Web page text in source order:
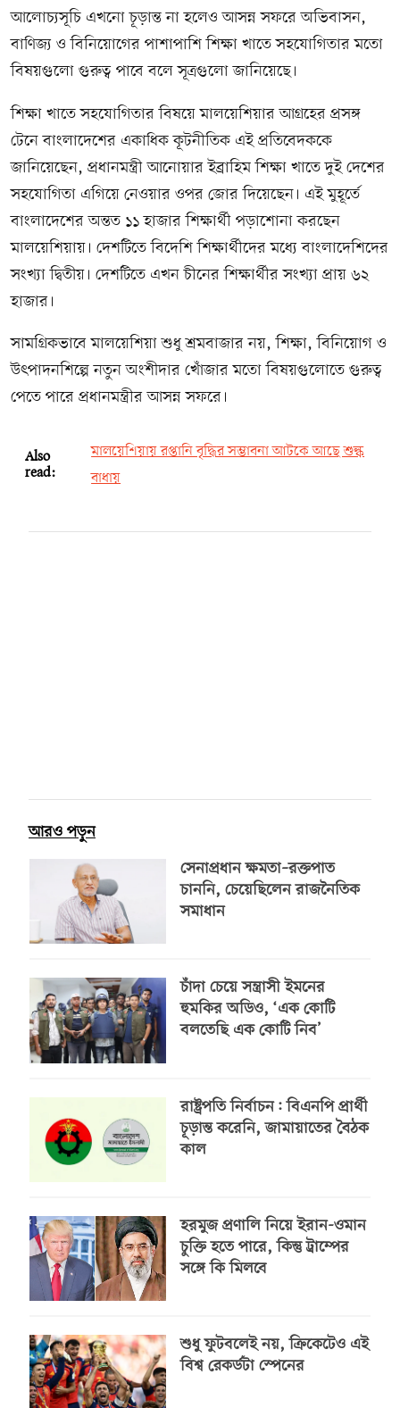
আলোচ্যসূচি এখনো চূড়ান্ত না হলেও আসন্ন সফরে অভিবাসন,
বাণিজ্য ও বিনিয়োগের পাশাপাশি শিক্ষা খাতে সহযোগিতার মতো
বিষয়গুলো গুরুত্ব পাবে বলে সূত্রগুলো জানিয়েছে।
শিক্ষা খাতে সহযোগিতার বিষয়ে মালয়েশিয়ার আগ্রহের প্রসঙ্গ
টেনে বাংলাদেশের একাধিক কূটনীতিক এই প্রতিবেদককে
জানিয়েছেন, প্রধানমন্ত্রী আনোয়ার ইব্রাহিম শিক্ষা খাতে দুই দেশের
সহযোগিতা এগিয়ে নেওয়ার ওপর জোর দিয়েছেন। এই মুহূর্তে
বাংলাদেশের অন্তত ১১ হাজার শিক্ষার্থী পড়াশোনা করছেন
মালয়েশিয়ায়। দেশটিতে বিদেশি শিক্ষার্থীদের মধ্যে বাংলাদেশিদের
সংখ্যা দ্বিতীয়। দেশটিতে এখন চীনের শিক্ষার্থীর সংখ্যা প্রায় ৬২
হাজার।
সামগ্রিকভাবে মালয়েশিয়া শুধু শ্রমবাজার নয়, শিক্ষা, বিনিয়োগ ও
উৎপাদনশিল্পে নতুন অংশীদার খোঁজার মতো বিষয়গুলোতে গুরুত্ব
পেতে পারে প্রধানমন্ত্রীর আসন্ন সফরে।
Also
read:
মালয়েশিয়ায় রপ্তানি বৃদ্ধির সম্ভাবনা আটকে আছে শুল্ক
বাধায়
আরও পড়ুন
সেনাপ্রধান ক্ষমতা–রক্তপাত
চাননি, চেয়েছিলেন রাজনৈতিক
সমাধান
চাঁদা চেয়ে সন্ত্রাসী ইমনের
হুমকির অডিও, ‘এক কোটি
বলতেছি এক কোটি নিব’
রাষ্ট্রপতি নির্বাচন: বিএনপি প্রার্থী
চূড়ান্ত করেনি, জামায়াতের বৈঠক
কাল
হরমুজ প্রণালি নিয়ে ইরান-ওমান
চুক্তি হতে পারে, কিন্তু ট্রাম্পের
সঙ্গে কি মিলবে
শুধু ফুটবলেই নয়, ক্রিকেটেও এই
বিশ্ব রেকর্ডটা স্পেনের